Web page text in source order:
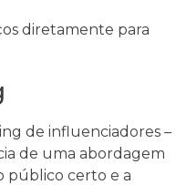
diretamente para
de influenciadores –
de uma abordagem
público certo e a